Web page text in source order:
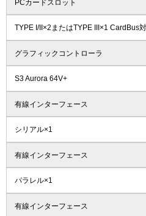
PCカードスロット
TYPE I/II×2またはTYPE III×1 CardBus
グラフィックコントローラ
S3 Aurora 64V+
有線インターフェース
シリアル×1
有線インターフェース
パラレル×1
有線インターフェース